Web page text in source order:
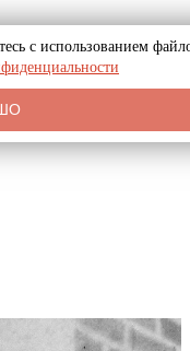
с использованием